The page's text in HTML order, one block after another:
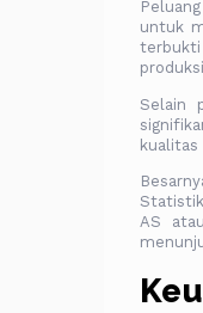
untuk
Selain
kualitas
AS